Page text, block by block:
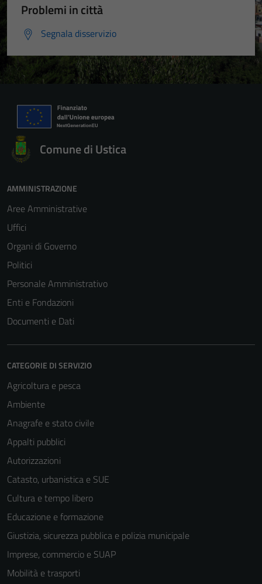
Problemi in città
Segnala disservizio
Comune di Ustica
AMMINISTRAZIONE
Aree Amministrative
Uffici
Organi di Governo
Politici
Personale Amministrativo
Enti e Fondazioni
Documenti e Dati
CATEGORIE DI SERVIZIO
Agricoltura e pesca
Ambiente
Anagrafe e stato civile
Appalti pubblici
Autorizzazioni
Catasto, urbanistica e SUE
Cultura e tempo libero
Educazione e formazione
Giustizia, sicurezza pubblica e polizia municipale
Imprese, commercio e SUAP
Mobilità e trasporti